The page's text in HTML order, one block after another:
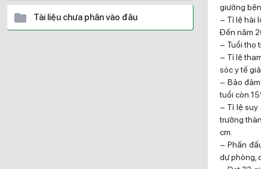
Tài liệu chưa phân vào đâu
giường
– Tỉ lệ hài
Đến năm
– Tuổi thọ
– Tỉ lệ
sóc y tế
– Bảo
tuổi còn
– Tỉ lệ suy
trưởng
cm.
– Phấn
dự phòng,